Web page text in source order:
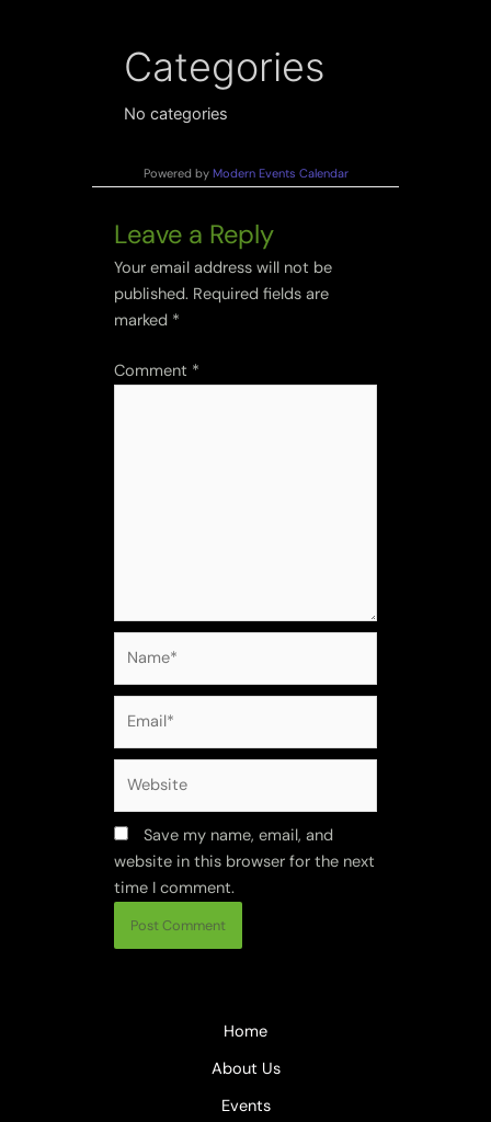
Categories
No categories
Powered by Modern Events Calendar
Leave a Reply
Your email address will not be
published. Required fields are
marked *
Comment *
Save my name, email, and
website in this browser for the next
time I comment.
Home
About Us
Events